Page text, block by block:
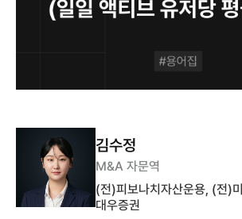
김수정
M&A 자문역
(전)피보나치자산운용, (전)
대우증권